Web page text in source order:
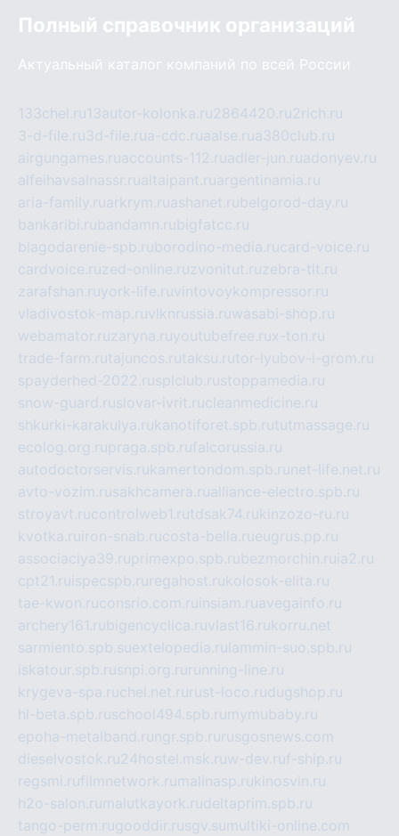
Полный справочник организаций
Актуальный каталог компаний по всей России
133chel.ru13autor-kolonka.ru2864420.ru2rich.ru
3-d-file.ru3d-file.rua-cdc.ruaalse.rua380club.ru
airgungames.ruaccounts-112.ruadler-jun.ruadonyev.ru
alfeihavsalnassr.rualtaipant.ruargentinamia.ru
aria-family.ruarkrym.ruashanet.rubelgorod-day.ru
bankaribi.rubandamn.rubigfatcc.ru
blagodarenie-spb.ruborodino-media.rucard-voice.ru
cardvoice.ruzed-online.ruzvonitut.ruzebra-tlt.ru
zarafshan.ruyork-life.ruvintovoykompressor.ru
vladivostok-map.ruvlknrussia.ruwasabi-shop.ru
webamator.ruzaryna.ruyoutubefree.rux-ton.ru
trade-farm.rutajuncos.rutaksu.rutor-lyubov-i-grom.ru
spayderhed-2022.rusplclub.rustoppamedia.ru
snow-guard.ruslovar-ivrit.rucleanmedicine.ru
shkurki-karakulya.rukanotiforet.spb.rututmassage.ru
ecolog.org.rupraga.spb.rufalcorussia.ru
autodoctorservis.rukamertondom.spb.ru net-life.net.ru
avto-vozim.rusakhcamera.rualliance-electro.spb.ru
stroyavt.rucontrolweb1.rutdsak74.rukinzozo-ru.ru
kvotka.ru iron-snab.rucosta-bella.rueugrus.pp.ru
associaciya39.ruprimexpo.spb.rubezmorchin.ru ia2.ru
cpt21.ru ispecspb.ru regahost.rukolosok-elita.ru
tae-kwon.ruconsrio.com.ru insiam.ruavegainfo.ru
archery161.rubigencyclica.ruvlast16.rukorru.net
sarmiento.spb.suextelopedia.ru lammin-suo.spb.ru
iskatour.spb.rusnpi.org.ru running-line.ru
krygeva-spa.ruchel.net.ru rust-loco.rudugshop.ru
hl-beta.spb.ruschool494.spb.ru mymubaby.ru
epoha-metalband.ru ngr.spb.ru rusgosnews.com
dieselvostok.ru24hostel.msk.ruw-dev.ruf-ship.ru
regsmi.rufilmnetwork.ru malinasp.rukinosvin.ru
h2o-salon.ru malutkayork.rudeltaprim.spb.ru
tango-perm.rugooddir.rusgv.su multiki-online.com